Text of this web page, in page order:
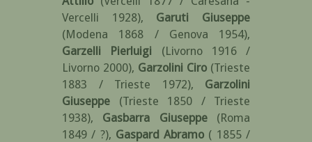
Vercelli 1928), Garuti Giuseppe
(Modena 1868 / Genova 1954),
Garzelli Pierluigi
(Livorno 1916 /
Livorno 2000), Garzolini Ciro (Trieste
1883 / Trieste 1972), Garzolini
Giuseppe
(Trieste 1850 / Trieste
1938), Gasbarra Giuseppe
(Roma
1849 / ?), Gaspard Abramo ( 1855 /